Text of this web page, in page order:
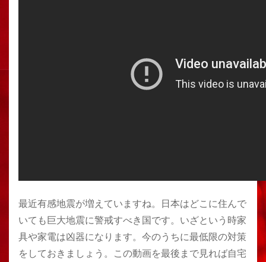
最近有感地震が増えていますね。日本はどこに住んで
いても巨大地震に警戒すべき国です。いざという時家
具や家電は凶器になります。今のうちに最低限の対策
をしておきましょう。この動画を最後まで見れば自宅